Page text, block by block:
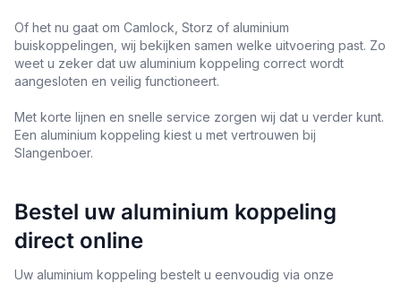
Of het nu gaat om Camlock, Storz of aluminium
buiskoppelingen, wij bekijken samen welke uitvoering past. Zo
weet u zeker dat uw aluminium koppeling correct wordt
aangesloten en veilig functioneert.
Met korte lijnen en snelle service zorgen wij dat u verder kunt.
Een aluminium koppeling kiest u met vertrouwen bij
Slangenboer.
Bestel uw aluminium koppeling
direct online
Uw aluminium koppeling bestelt u eenvoudig via onze